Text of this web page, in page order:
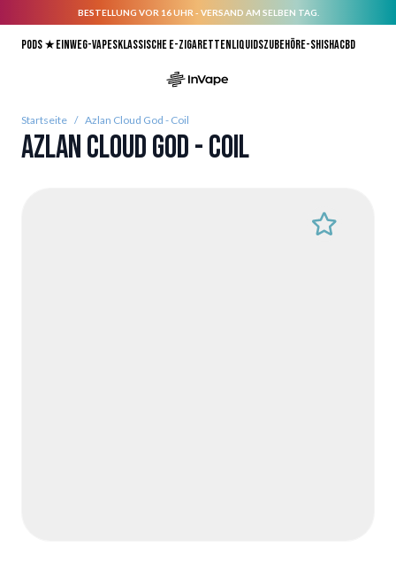
BESTELLUNG VOR 16 UHR - VERSAND AM SELBEN TAG.
Pods ★Einweg-VapesKlassische E-ZigarettenLiquidsZubehörE-ShishaCBD
Startseite / Azlan Cloud God - Coil
Azlan Cloud God - Coil